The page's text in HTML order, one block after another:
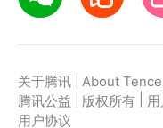
关于腾讯 About
腾讯公益
版权所有
用户协议